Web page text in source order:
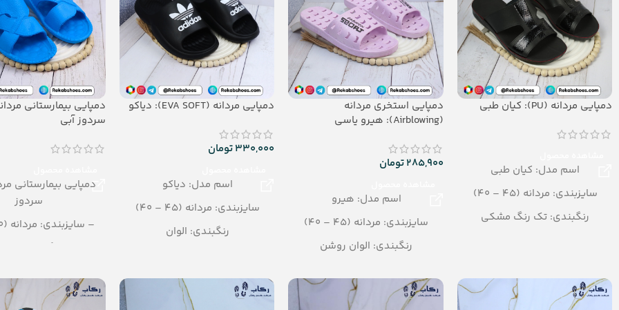
دمپایی مردانه (PU): کیان طبی
اسم مدل: کیان طبی
سایزبندی: مردانه (45 – 40)
رنگبندی: تک رنگ مشکی
دمپایی استخری مردانه
(Airblowing): هیرو یاسی
285,900تومان
اسم مدل: هیرو
سایزبندی: مردانه (45 – 40)
رنگبندی: الوان روشن
جنس: Airblowing
دمپایی مردانه (EVA SOFT): دیاکو
330,000تومان
اسم مدل: دیاکو
سایزبندی: مردانه (45 – 40)
رنگبندی: الوان
جنس: EVA SOFT
سردوز آبی
دمپایی بیمارستانی
سردوز
– سایزبندی: مردانه (40– 45)
– رنگبندی: تک
– جنس: EVA